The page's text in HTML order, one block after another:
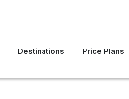
Destinations Price Plans